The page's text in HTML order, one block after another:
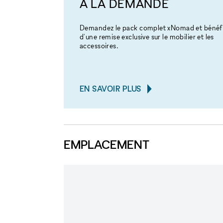
À LA DEMANDE
Demandez le pack complet xNomad et
d'une remise exclusive sur le mobilier et les
accessoires.
EN SAVOIR PLUS
EMPLACEMENT